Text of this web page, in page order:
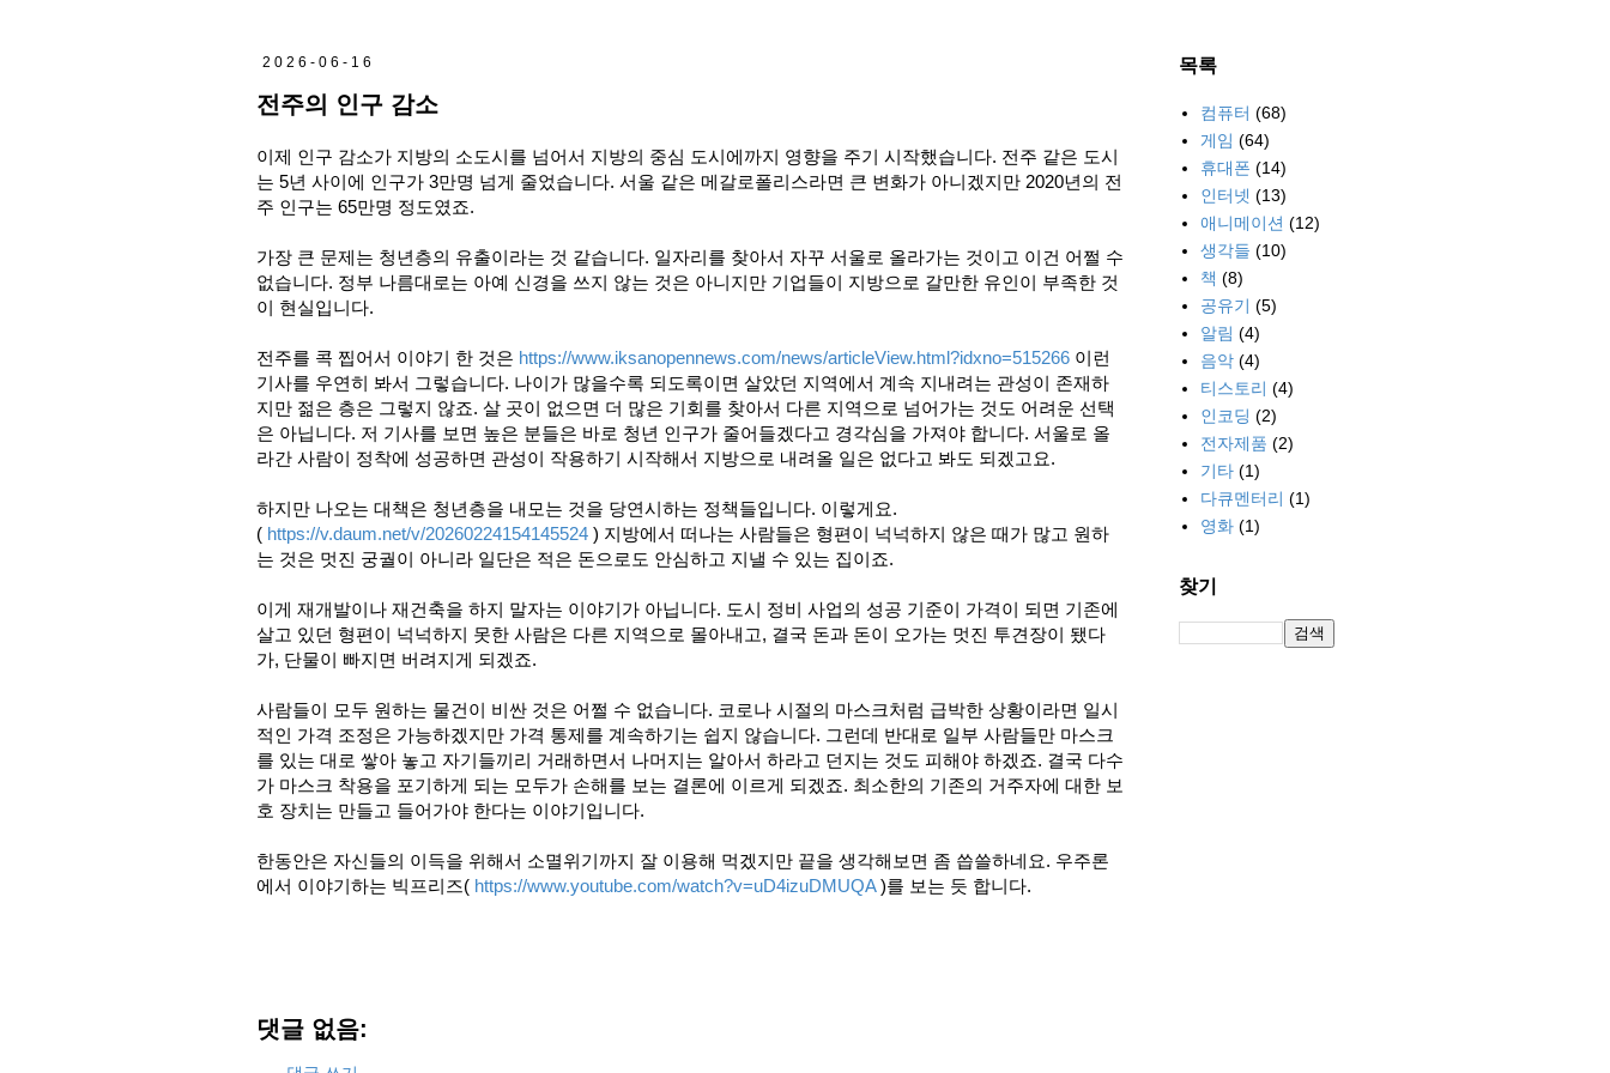
2026-06-16
전주의 인구 감소
이제 인구 감소가 지방의 소도시를 넘어서 지방의 중심 도시에까지 영향을 주기 시작했습니다. 전주 같은 도시
는 5년 사이에 인구가 3만명 넘게 줄었습니다. 서울 같은 메갈로폴리스라면 큰 변화가 아니겠지만 2020년의 전
주 인구는 65만명 정도였죠.
가장 큰 문제는 청년층의 유출이라는 것 같습니다. 일자리를 찾아서 자꾸 서울로 올라가는 것이고 이건 어쩔 수
없습니다. 정부 나름대로는 아예 신경을 쓰지 않는 것은 아니지만 기업들이 지방으로 갈만한 유인이 부족한 것
이 현실입니다.
전주를 콕 찝어서 이야기 한 것은 https://www.iksanopennews.com/news/articleView.html?idxno=515266 이런
기사를 우연히 봐서 그렇습니다. 나이가 많을수록 되도록이면 살았던 지역에서 계속 지내려는 관성이 존재하
지만 젊은 층은 그렇지 않죠. 살 곳이 없으면 더 많은 기회를 찾아서 다른 지역으로 넘어가는 것도 어려운 선택
은 아닙니다. 저 기사를 보면 높은 분들은 바로 청년 인구가 줄어들겠다고 경각심을 가져야 합니다. 서울로 올
라간 사람이 정착에 성공하면 관성이 작용하기 시작해서 지방으로 내려올 일은 없다고 봐도 되겠고요.
하지만 나오는 대책은 청년층을 내모는 것을 당연시하는 정책들입니다. 이렇게요.
( https://v.daum.net/v/20260224154145524 ) 지방에서 떠나는 사람들은 형편이 넉넉하지 않은 때가 많고 원하
는 것은 멋진 궁궐이 아니라 일단은 적은 돈으로도 안심하고 지낼 수 있는 집이죠.
이게 재개발이나 재건축을 하지 말자는 이야기가 아닙니다. 도시 정비 사업의 성공 기준이 가격이 되면 기존에
살고 있던 형편이 넉넉하지 못한 사람은 다른 지역으로 몰아내고, 결국 돈과 돈이 오가는 멋진 투견장이 됐다
가, 단물이 빠지면 버려지게 되겠죠.
사람들이 모두 원하는 물건이 비싼 것은 어쩔 수 없습니다. 코로나 시절의 마스크처럼 급박한 상황이라면 일시
적인 가격 조정은 가능하겠지만 가격 통제를 계속하기는 쉽지 않습니다. 그런데 반대로 일부 사람들만 마스크
를 있는 대로 쌓아 놓고 자기들끼리 거래하면서 나머지는 알아서 하라고 던지는 것도 피해야 하겠죠. 결국 다수
가 마스크 착용을 포기하게 되는 모두가 손해를 보는 결론에 이르게 되겠죠. 최소한의 기존의 거주자에 대한 보
호 장치는 만들고 들어가야 한다는 이야기입니다.
한동안은 자신들의 이득을 위해서 소멸위기까지 잘 이용해 먹겠지만 끝을 생각해보면 좀 씁쓸하네요. 우주론
에서 이야기하는 빅프리즈( https://www.youtube.com/watch?v=uD4izuDMUQA)를 보는 듯 합니다.
댓글 없음:
목록
컴퓨터 (68)
게임 (64)
휴대폰 (14)
인터넷 (13)
애니메이션 (12)
생각들 (10)
책 (8)
공유기 (5)
알림 (4)
음악 (4)
티스토리 (4)
인코딩 (2)
전자제품 (2)
기타 (1)
다큐멘터리 (1)
영화 (1)
찾기